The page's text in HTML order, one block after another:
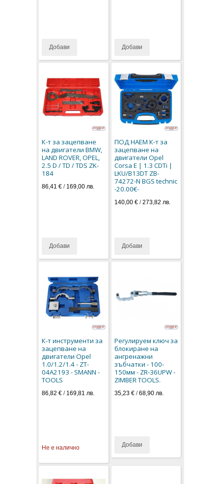
Добави Добави
К-т за зацепване
на двигатели BMW,
LAND ROVER, OPEL,
2.5 D / TD / TDS ZK-
184
86,41 € / 169,00 лв.
Добави
ПОД НАЕМ К-т за
зацепване на
двигатели Opel
Corsa E | 1.3 CDTi |
LKU/B13DT ZB-
74272-N BGS technic
-20.00€-
140,00 €/273,82 лв.
Добави
К-т инструменти за
зацепване на
двигатели Opel
1.0/1.2/1.4 - ZT-
04A2193 - SMANN -
TOOLS
86,82 € / 169,81 лв.
Не е налично
Регулируем ключ за
блокиране на
ангренажни
зъбчатки - 100-
150мм - ZR-36UPW -
ZIMBER TOOLS.
35,23 €/68,90 лв.
Добави